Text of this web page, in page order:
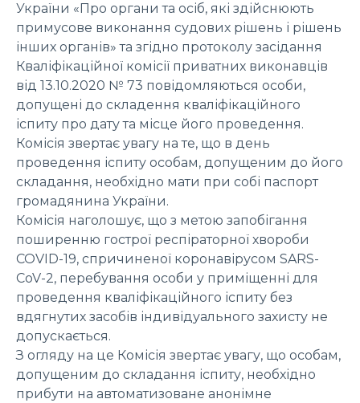
України «Про органи та осіб, які здійснюють
примусове виконання судових рішень і рішень
інших органів» та згідно протоколу засідання
Кваліфікаційної комісії приватних виконавців
від 13.10.2020 № 73 повідомляються особи,
допущені до складення кваліфікаційного
іспиту про дату та місце його проведення.
Комісія звертає увагу на те, що в день
проведення іспиту особам, допущеним до його
складання, необхідно мати при собі паспорт
громадянина України.
Комісія наголошує, що з метою запобігання
поширенню гострої респіраторної хвороби
COVID-19, спричиненої коронавірусом SARS-
CoV-2, перебування особи у приміщенні для
проведення кваліфікаційного іспиту без
вдягнутих засобів індивідуального захисту не
допускається.
З огляду на це Комісія звертає увагу, що особам,
допущеним до складання іспиту, необхідно
прибути на автоматизоване анонімне